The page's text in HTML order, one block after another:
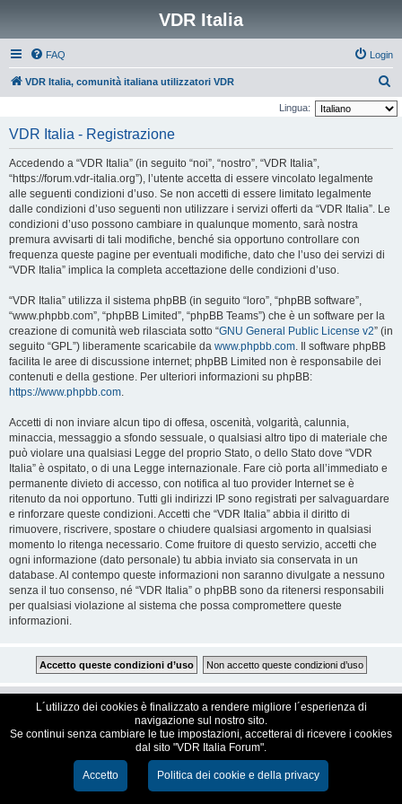
VDR Italia
FAQ Login
VDR Italia, comunità italiana utilizzatori VDR
e
Lingua:
VDR Italia - Registrazione
Accedendo a “VDR Italia” (in seguito “noi”, “nostro”, “VDR Italia”,
“https://forum.vdr-italia.org”), l’utente accetta di essere vincolato legalmente
alle seguenti condizioni d’uso. Se non accetti di essere limitato legalmente
dalle condizioni d’uso seguenti non utilizzare i servizi offerti da “VDR Italia”. Le
condizioni d’uso possono cambiare in qualunque momento, sarà nostra
premura avvisarti di tali modifiche, benché sia opportuno controllare con
frequenza queste pagine per eventuali modifiche, dato che l’uso dei servizi di
“VDR Italia” implica la completa accettazione delle condizioni d’uso.
“VDR Italia” utilizza il sistema phpBB (in seguito “loro”, “phpBB software”,
“www.phpbb.com”, “phpBB Limited”, “phpBB Teams”) che è un software per la
creazione di comunità web rilasciata sotto “GNU General Public License v2” (in
seguito “GPL”) liberamente scaricabile da www.phpbb.com. Il software phpBB
facilita le aree di discussione internet; phpBB Limited non è responsabile dei
contenuti e della gestione. Per ulteriori informazioni su phpBB:
https://www.phpbb.com.
Accetti di non inviare alcun tipo di offesa, oscenità, volgarità, calunnia,
minaccia, messaggio a sfondo sessuale, o qualsiasi altro tipo di materiale che
può violare una qualsiasi Legge del proprio Stato, o dello Stato dove “VDR
Italia” è ospitato, o di una Legge internazionale. Fare ciò porta all’immediato e
permanente divieto di accesso, con notifica al tuo provider Internet se è
ritenuto da noi opportuno. Tutti gli indirizzi IP sono registrati per salvaguardare
e rinforzare queste condizioni. Accetti che “VDR Italia” abbia il diritto di
rimuovere, riscrivere, spostare o chiudere qualsiasi argomento in qualsiasi
momento lo ritenga necessario. Come fruitore di questo servizio, accetti che
ogni informazione (dato personale) tu abbia inviato sia conservata in un
database. Al contempo queste informazioni non saranno divulgate a nessuno
senza il tuo consenso, né “VDR Italia” o phpBB sono da ritenersi responsabili
per qualsiasi violazione al sistema che possa compromettere queste
informazioni.
VDR Italia, comunità italiana utilizzatori VDR
Creato daphpBB® Forum Software © phpBB Limited
Traduzione ItalianaphpBB-Italia.it
L´utilizzo dei cookies è finalizzato a rendere migliore l´esperienza di
navigazione sul nostro sito.
Se continui senza cambiare le tue impostazioni, accetterai di ricevere i cookies
dal sito "VDR Italia Forum".
Accetto Politica dei cookie e della privacy